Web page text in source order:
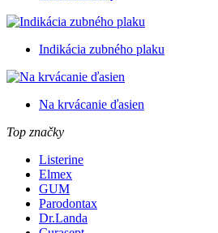
Indikácia zubného plaku
Na krvácanie ďasien
Top značky
Listerine
Elmex
GUM
Parodontax
Dr.Landa